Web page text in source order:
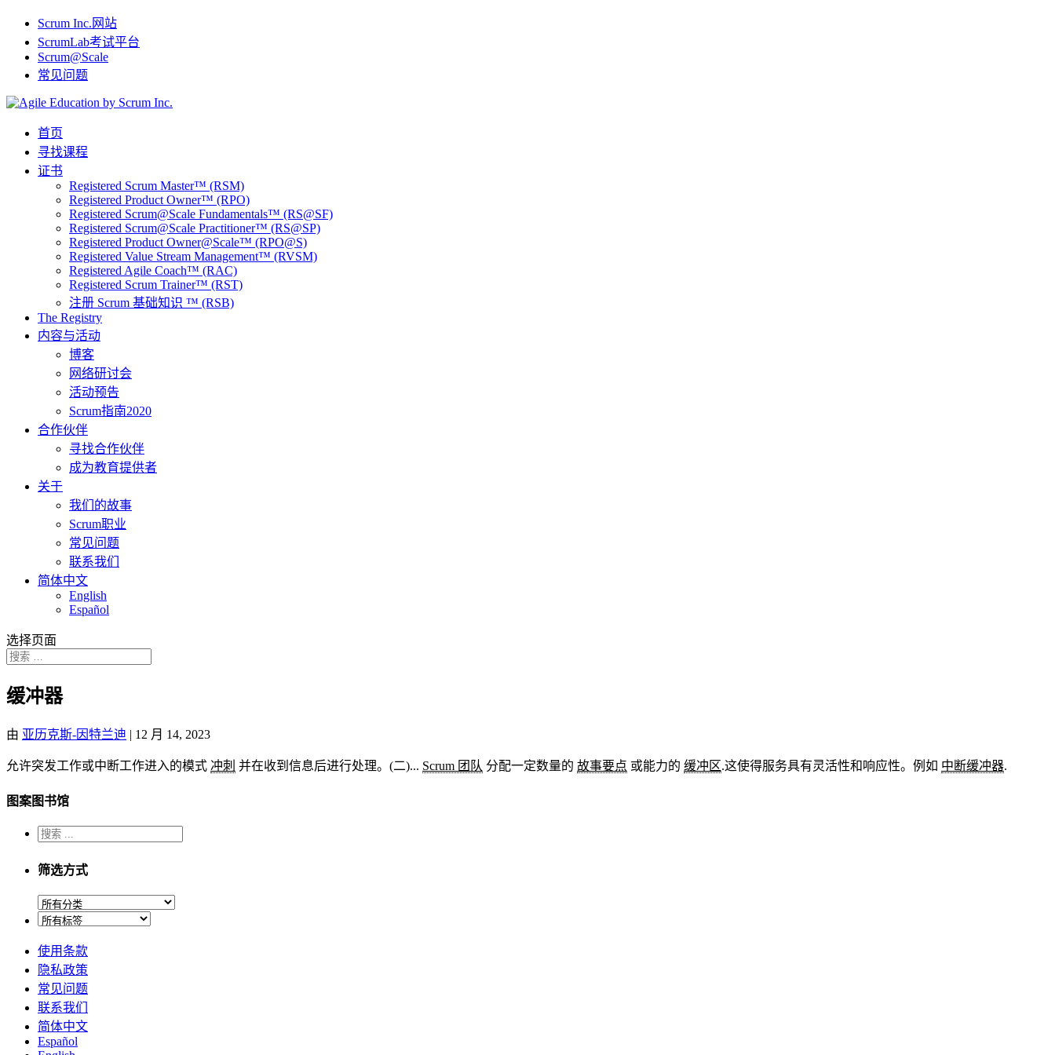
Scrum Inc.网站
ScrumLab考试平台
Scrum@Scale
常见问题
首页
寻找课程
证书
Registered Scrum Master™ (RSM)
Registered Product Owner™ (RPO)
Registered Scrum@Scale Fundamentals™ (RS@SF)
Registered Scrum@Scale Practitioner™ (RS@SP)
Registered Product Owner@Scale™ (RPO@S)
Registered Value Stream Management™ (RVSM)
Registered Agile Coach™ (RAC)
Registered Scrum Trainer™ (RST)
注册 Scrum 基础知识 ™ (RSB)
The Registry
内容与活动
博客
网络研讨会
活动预告
Scrum指南2020
合作伙伴
寻找合作伙伴
成为教育提供者
关于
我们的故事
Scrum职业
常见问题
联系我们
简体中文
English
Español
选择页面
缓冲器
由 亚历克斯-因特兰迪 | 12 月 14, 2023
允许突发工作或中断工作进入的模式 冲刺 并在收到信息后进行处理。(二)... Scrum 团队 分配一定数量的 故事要点 或能力的 缓冲区.这使得服务具有灵活性和响应性。例如 中断缓冲器.
图案图书馆
筛选方式
使用条款
隐私政策
常见问题
联系我们
简体中文
Español